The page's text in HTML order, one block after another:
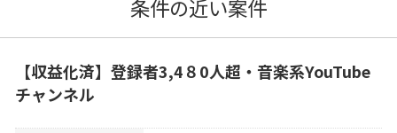
条件の近い案件
【収益化済】登録者3,4８0人超・音楽系YouTube
チャンネル